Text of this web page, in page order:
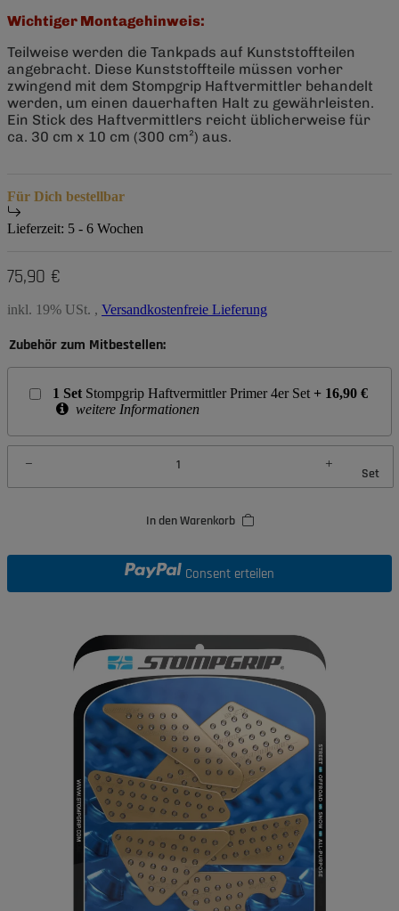
Wichtiger Montagehinweis:
Teilweise werden die Tankpads auf Kunststoffteilen
angebracht. Diese Kunststoffteile müssen vorher
zwingend mit dem Stompgrip Haftvermittler behandelt
werden, um einen dauerhaften Halt zu gewährleisten.
Ein Stick des Haftvermittlers reicht üblicherweise für
ca. 30 cm x 10 cm (300 cm²) aus.
Für Dich bestellbar
Lieferzeit: 5 - 6 Wochen
75,90 €
inkl. 19% USt. , Versandkostenfreie Lieferung
Zubehör zum Mitbestellen:
1 Set Stompgrip Haftvermittler Primer 4er Set + 16,90 €
weitere Informationen
Set
In den Warenkorb
Consent erteilen